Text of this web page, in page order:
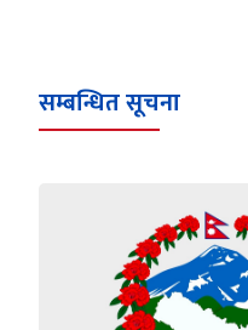
सम्बन्धित सूचना